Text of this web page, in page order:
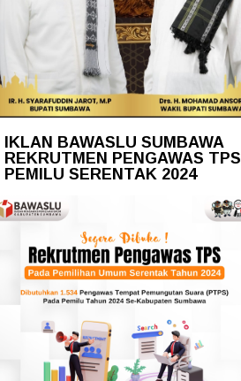
IKLAN BAWASLU SUMBAWA
REKRUTMEN PENGAWAS TPS
PEMILU SERENTAK 2024